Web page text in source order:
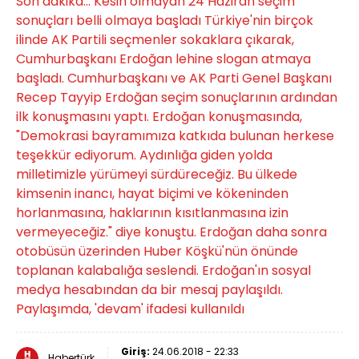
sonuçları belli olmaya başladı Türkiye'nin birçok
ilinde AK Partili seçmenler sokaklara çıkarak,
Cumhurbaşkanı Erdoğan lehine slogan atmaya
başladı. Cumhurbaşkanı ve AK Parti Genel Başkanı
Recep Tayyip Erdoğan seçim sonuçlarının ardından
ilk konuşmasını yaptı. Erdoğan konuşmasında,
"Demokrasi bayramımıza katkıda bulunan herkese
teşekkür ediyorum. Aydınlığa giden yolda
milletimizle yürümeyi sürdüreceğiz. Bu ülkede
kimsenin inancı, hayat biçimi ve kökeninden
horlanmasına, haklarının kısıtlanmasına izin
vermeyeceğiz." diye konuştu. Erdoğan daha sonra
otobüsün üzerinden Huber Köşkü'nün önünde
toplanan kalabalığa seslendi. Erdoğan'ın sosyal
medya hesabından da bir mesaj paylaşıldı.
Paylaşımda, 'devam' ifadesi kullanıldı
Giriş: 24.06.2018 - 22:33